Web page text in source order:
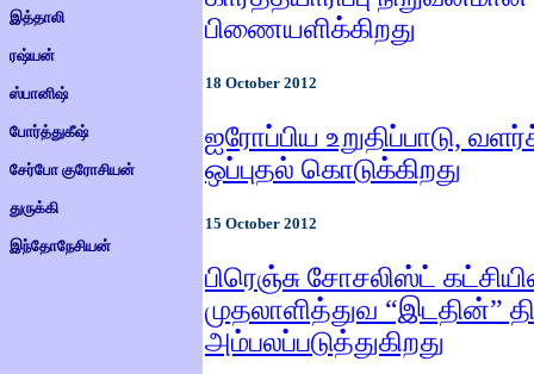
இத்தாலி
ரஷ்யன்
ஸ்பானிஷ்
போர்த்துகீஷ்
சேர்போ குரோசியன்
துருக்கி
இந்தோநேசியன்
பிணையளிக்கிறது
18 October 2012
ஐரோப்பிய உறுதிப்பாடு,
ஒப்புதல் கொடுக்கிறது
15 October 2012
பிரெஞ்சு சோசலிஸ்ட்
முதலாளித்துவ “இடதின்”
அம்பலப்படுத்துகிறது